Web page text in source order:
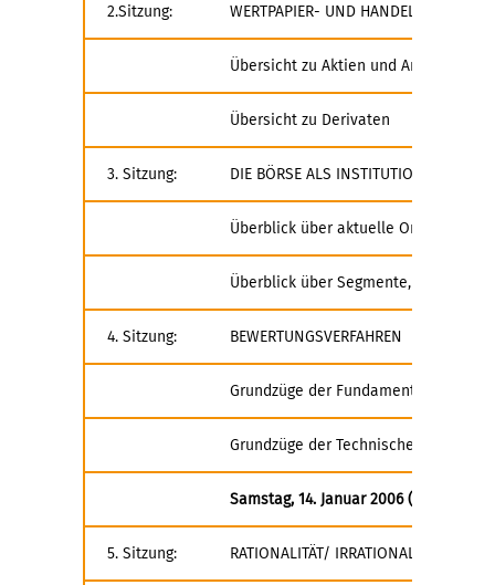
2.Sitzung: WERTPAPIER- UND HANDELSARTEN
Übersicht zu Aktien und Anleihen
Übersicht zu Derivaten
3. Sitzung: DIE BÖRSE ALS INSTITUTION UND
Überblick über aktuelle
Überblick über Segmente, Indices,
4. Sitzung: BEWERTUNGSVERFAHREN
Grundzüge der Fundamentalanalyse
Grundzüge der Technischen
Samstag, 14. Januar 2006 (9.00-18.00)
5. Sitzung: RATIONALITÄT/ IRRATIONALITÄT